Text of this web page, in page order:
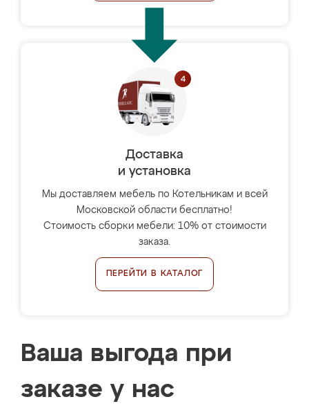
Доставка
и установка
Мы доставляем мебель по Котельникам и всей
Московской области бесплатно!
Стоимость сборки мебели: 10% от стоимости
заказа.
ПЕРЕЙТИ В КАТАЛОГ
Ваша выгода при
заказе у нас